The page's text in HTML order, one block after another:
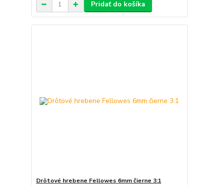
Pridať do košíka
Drôtové hrebene Fellowes 6mm čierne 3:1